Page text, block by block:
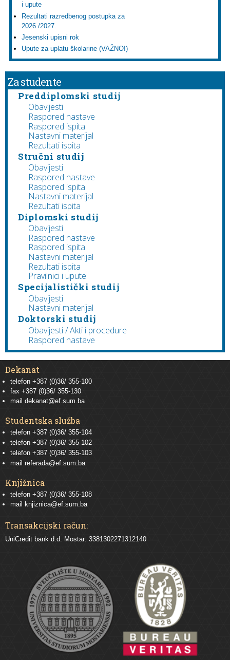
i upute
Rezultati razredbenog postupka za
2026./2027.
Jesenski upisni rok
Upute za uplatu školarine (VAŽNO!)
Za studente
Preddiplomski studij
Obavijesti
Raspored nastave
Raspored ispita
Nastavni materijal
Rezultati ispita
Stručni studij
Obavijesti
Raspored nastave
Raspored ispita
Nastavni materijal
Rezultati ispita
Diplomski studij
Obavijesti
Raspored nastave
Raspored ispita
Nastavni materijal
Rezultati ispita
Pravilnici i upute
Specijalistički studij
Obavijesti
Nastavni materijal
Doktorski studij
Obavijesti / Akti i procedure
Raspored nastave
Dekanat
telefon +387 (0)36/ 355-100
fax +387 (0)36/ 355-130
mail dekanat@ef.sum.ba
Studentska služba
telefon +387 (0)36/ 355-104
telefon +387 (0)36/ 355-102
telefon +387 (0)36/ 355-103
mail referada@ef.sum.ba
Knjižnica
telefon +387 (0)36/ 355-108
mail knjiznica@ef.sum.ba
Transakcijski račun:
UniCredit bank d.d. Mostar: 3381302271312140